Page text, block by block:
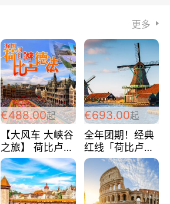
更多
€488.00起
【大风车 大峡谷
之旅】 荷比卢德
法 巴黎上下 经
典五国四日游
488欧/人
€693.00起
全年团期！经典
红线「荷比卢德
法」七天循环 五
国 仅售99欧/人/
天！巴黎上下！
包拼房~